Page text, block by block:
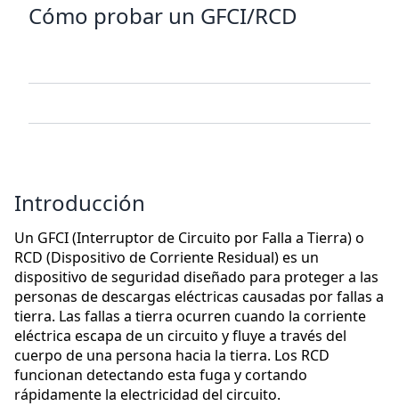
Cómo probar un GFCI/RCD
Introducción
Un GFCI (Interruptor de Circuito por Falla a Tierra) o
RCD (Dispositivo de Corriente Residual) es un
dispositivo de seguridad diseñado para proteger a las
personas de descargas eléctricas causadas por fallas a
tierra. Las fallas a tierra ocurren cuando la corriente
eléctrica escapa de un circuito y fluye a través del
cuerpo de una persona hacia la tierra. Los RCD
funcionan detectando esta fuga y cortando
rápidamente la electricidad del circuito.